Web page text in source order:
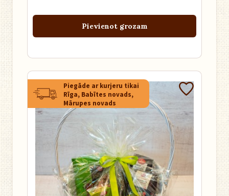
Pievienot grozam
Piegāde ar kurjeru tikai
Rīga, Babītes novads,
Mārupes novads